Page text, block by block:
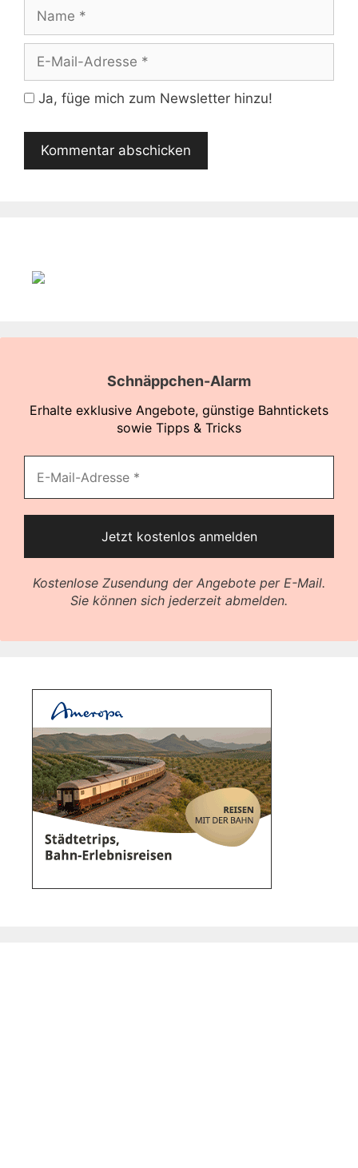
Name
Adresse
Ja, füge mich zum Newsletter hinzu!
Schnäppchen-Alarm
Erhalte exklusive Angebote, günstige Bahntickets
sowie Tipps & Tricks
Kostenlose Zusendung der Angebote per E-Mail.
Sie können sich jederzeit abmelden.